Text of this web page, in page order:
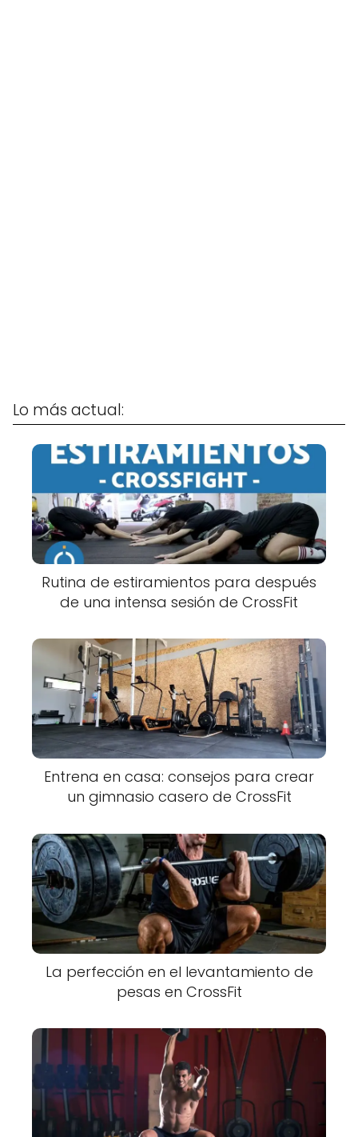
Lo más actual:
Rutina de estiramientos para después
de una intensa sesión de CrossFit
Entrena en casa: consejos para crear
un gimnasio casero de CrossFit
La perfección en el levantamiento de
pesas en CrossFit